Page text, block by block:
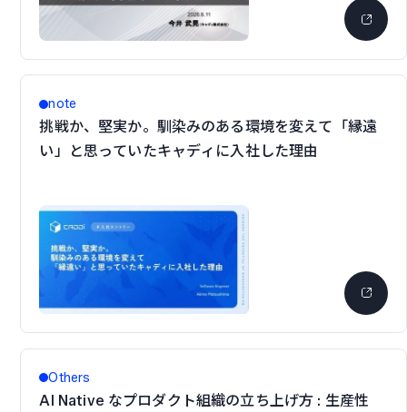
note
挑戦か、堅実か。馴染みのある環境を変えて「縁遠
い」と思っていたキャディに入社した理由
Others
AI Native なプロダクト組織の立ち上げ方 : 生産性